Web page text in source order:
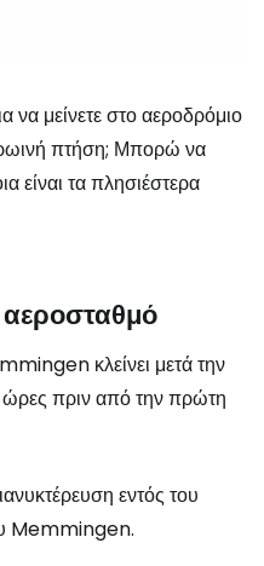
να μείνετε στο αεροδρόμιο
πτήση; Μπορώ να
είναι τα πλησιέστερα
κλείνει μετά την
ώρες πριν από την πρώτη
εντός του
Memmingen.